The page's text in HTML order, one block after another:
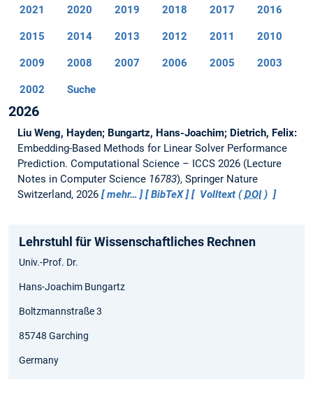
2021 2020 2019 2018 2017 2016
2015 2014 2013 2012 2011 2010
2009 2008 2007 2006 2005 2003
2002 Suche
2026
Liu Weng, Hayden; Bungartz, Hans-Joachim; Dietrich, Felix:
Embedding-Based Methods for Linear Solver Performance
Prediction. Computational Science – ICCS 2026 (Lecture
Notes in Computer Science 16783), Springer Nature
Switzerland, 2026
mehr… BibTeX Volltext (DOI)
Lehrstuhl für Wissenschaftliches Rechnen
Univ.-Prof. Dr.
Hans-Joachim Bungartz
Boltzmannstraße 3
85748 Garching
Germany